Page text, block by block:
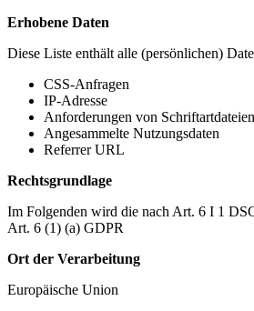
Erhobene Daten
Diese Liste enthält alle (persönlichen)
CSS-Anfragen
IP-Adresse
Anforderungen von Schriftartdateien
Angesammelte Nutzungsdaten
Referrer URL
Rechtsgrundlage
Im Folgenden wird die nach Art. 6 I 1
Art. 6 (1) (a) GDPR
Ort der Verarbeitung
Europäische Union